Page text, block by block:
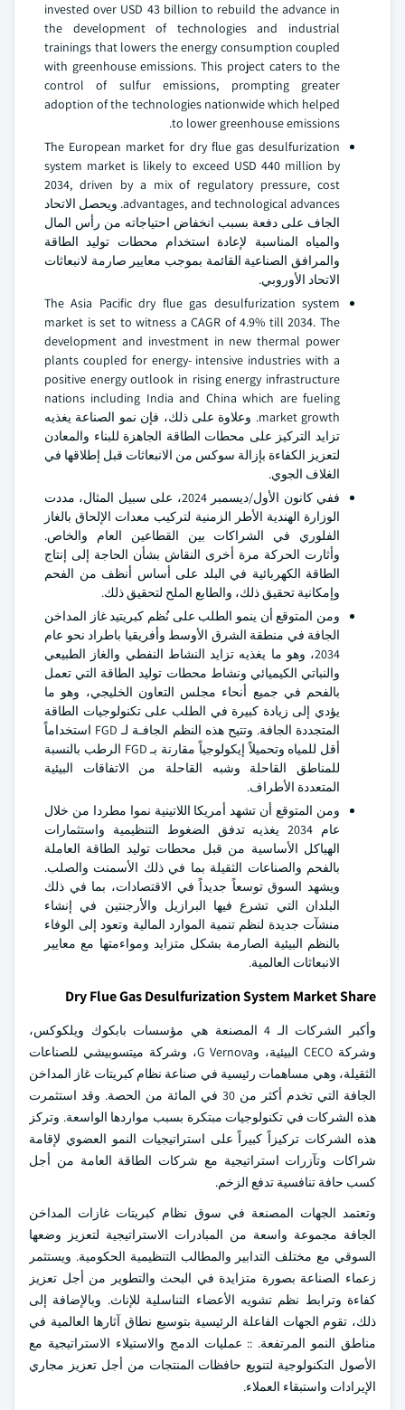
invested over USD 43 billion to rebuild the advance in
the development of technologies and industrial
trainings that lowers the energy consumption coupled
with greenhouse emissions. This project caters to the
control of sulfur emissions, prompting greater
adoption of the technologies nationwide which helped
to lower greenhouse emissions.
The European market for dry flue gas desulfurization
system market is likely to exceed USD 440 million by
2034, driven by a mix of regulatory pressure, cost
advantages, and technological advances. ويحصل الاتحاد
الجاف على دفعة بسبب انخفاض احتياجاته من رأس المال
والمياه المناسبة لإعادة استخدام محطات توليد الطاقة
والمرافق الصناعية القائمة بموجب معايير صارمة لانبعاثات
الاتحاد الأوروبي.
The Asia Pacific dry flue gas desulfurization system
market is set to witness a CAGR of 4.9% till 2034. The
development and investment in new thermal power
plants coupled for energy- intensive industries with a
positive energy outlook in rising energy infrastructure
nations including India and China which are fueling
market growth. وعلاوة على ذلك، فإن نمو الصناعة يغذيه
تزايد التركيز على محطات الطاقة الجاهزة للبناء والمعادن
لتعزيز الكفاءة بإزالة سوكس من الانبعاثات قبل إطلاقها في
الغلاف الجوي.
ففي كانون الأول/ديسمبر 2024، على سبيل المثال، مددت
الوزارة الهندية الأطر الزمنية لتركيب معدات الإلحاق بالغاز
الفلوري في الشراكات بين القطاعين العام والخاص.
وأثارت الحركة مرة أخرى النقاش بشأن الحاجة إلى إنتاج
الطاقة الكهربائية في البلد على أساس أنظف من الفحم
وإمكانية تحقيق ذلك، والطابع الملح لتحقيق ذلك.
ومن المتوقع أن ينمو الطلب على نُظم كبريتيد غاز المداخن
الجافة في منطقة الشرق الأوسط وأفريقيا باطراد نحو عام
2034، وهو ما يغذيه تزايد النشاط النفطي والغاز الطبيعي
والنباتي الكيميائي ونشاط محطات توليد الطاقة التي تعمل
بالفحم في جميع أنحاء مجلس التعاون الخليجي، وهو ما
يؤدي إلى زيادة كبيرة في الطلب على تكنولوجيات الطاقة
المتجددة الجافة. وتتيح هذه النظم الجافـة لـ FGD استخداماً
أقل للمياه وتحميلاً إيكولوجياً مقارنة بـ FGD الرطب بالنسبة
للمناطق القاحلة وشبه القاحلة من الاتفاقات البيئية
المتعددة الأطراف.
ومن المتوقع أن تشهد أمريكا اللاتينية نموا مطردا من خلال
عام 2034 يغذيه تدفق الضغوط التنظيمية واستثمارات
الهياكل الأساسية من قبل محطات توليد الطاقة العاملة
بالفحم والصناعات الثقيلة بما في ذلك الأسمنت والصلب.
ويشهد السوق توسعاً جديداً في الاقتصادات، بما في ذلك
البلدان التي تشرع فيها البرازيل والأرجنتين في إنشاء
منشآت جديدة لنظم تنمية الموارد المالية وتعود إلى الوفاء
بالنظم البيئية الصارمة بشكل متزايد ومواءمتها مع معايير
الانبعاثات العالمية.
Dry Flue Gas Desulfurization System Market Share
وأكبر الشركات الـ 4 المصنعة هي مؤسسات بابكوك ويلكوكس،
وشركة CECO البيئية، وG Vernova، وشركة ميتسوبيشي للصناعات
الثقيلة، وهي مساهمات رئيسية في صناعة نظام كبريتات غاز المداخن
الجافة التي تخدم أكثر من 30 في المائة من الحصة. وقد استثمرت
هذه الشركات في تكنولوجيات مبتكرة بسبب مواردها الواسعة. وتركز
هذه الشركات تركيزاً كبيراً على استراتيجيات النمو العضوي لإقامة
شراكات وتآزرات استراتيجية مع شركات الطاقة العامة من أجل
كسب حافة تنافسية تدفع الزخم.
وتعتمد الجهات المصنعة في سوق نظام كبريتات غازات المداخن
الجافة مجموعة واسعة من المبادرات الاستراتيجية لتعزيز وضعها
السوقي مع مختلف التدابير والمطالب التنظيمية الحكومية. ويستثمر
زعماء الصناعة بصورة متزايدة في البحث والتطوير من أجل تعزيز
كفاءة وترابط نظم تشويه الأعضاء التناسلية للإناث. وبالإضافة إلى
ذلك، تقوم الجهات الفاعلة الرئيسية بتوسيع نطاق آثارها العالمية في
مناطق النمو المرتفعة. :: عمليات الدمج والاستيلاء الاستراتيجية مع
الأصول التكنولوجية لتنويع حافظات المنتجات من أجل تعزيز مجاري
الإيرادات واستبقاء العملاء.